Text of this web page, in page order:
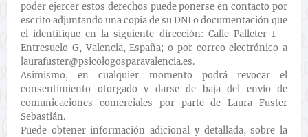
poder ejercer estos derechos puede ponerse en contacto por
escrito adjuntando una copia de su DNI o documentación que
el identifique en la siguiente dirección: Calle Palleter 1 –
Entresuelo G, Valencia, España; o por correo electrónico a
laurafuster@psicologosparavalencia.es.
Asimismo, en cualquier momento podrá revocar el
consentimiento otorgado y darse de baja del envío de
comunicaciones comerciales por parte de Laura Fuster
Sebastián.
Puede obtener información adicional y detallada, sobre la